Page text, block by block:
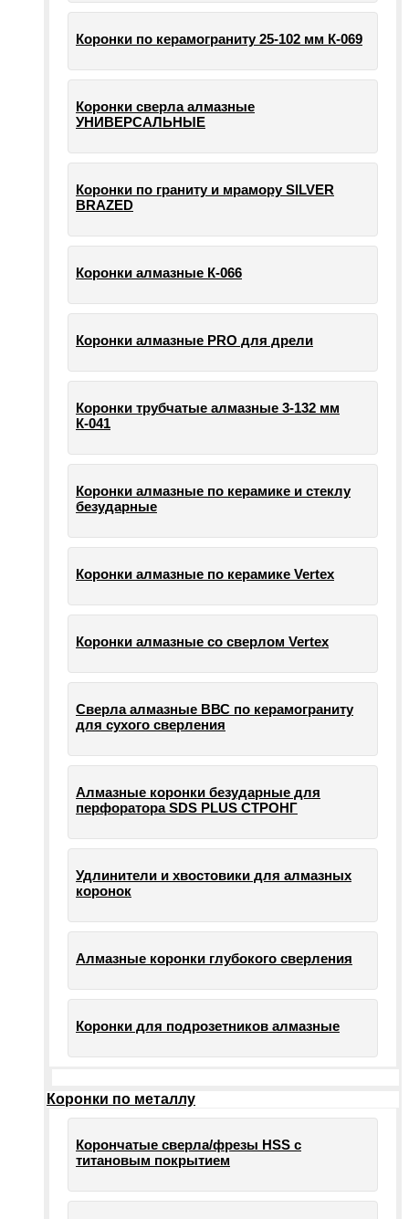
Коронки по керамограниту 25-102 мм К-069
Коронки сверла алмазные
УНИВЕРСАЛЬНЫЕ
Коронки по граниту и мрамору SILVER
BRAZED
Коронки алмазные К-066
Коронки алмазные PRO для дрели
Коронки трубчатые алмазные 3-132 мм
К-041
Коронки алмазные по керамике и стеклу
безударные
Коронки алмазные по керамике Vertex
Коронки алмазные со сверлом Vertex
Сверла алмазные ВВС по керамограниту
для сухого сверления
Алмазные коронки безударные для
перфоратора SDS PLUS СТРОНГ
Удлинители и хвостовики для алмазных
коронок
Алмазные коронки глубокого сверления
Коронки для подрозетников алмазные
Коронки по металлу
Корончатые сверла/фрезы HSS c
титановым покрытием